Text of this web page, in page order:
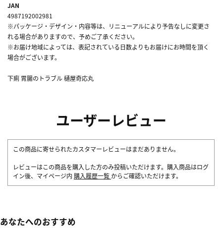
JAN
4987192002981
※パッケージ・デザイン・内容等は、リニューアルにより予告なしに変更さ
れる場合がありますので、予めご了承ください。
※お届け地域によっては、表記されている日数よりもお届けにお時間を頂く
場合がございます。
下痢 胃腸のトラブル 樋屋奇応丸
ユーザーレビュー
この商品に寄せられたカスタマーレビューはまだありません。
レビューはこの商品を購入した方のみ投稿いただけます。購入商品はログ
イン後、マイページ内 購入履歴一覧 からご確認いただけます。
あなたへのおすすめ